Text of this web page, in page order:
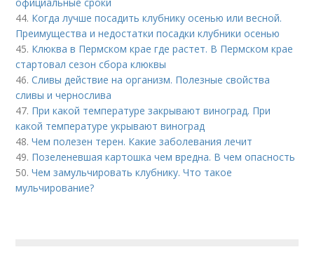
44. Когда лучше посадить клубнику осенью или весной.
Преимущества и недостатки посадки клубники осенью
45. Клюква в Пермском крае где растет. В Пермском крае
стартовал сезон сбора клюквы
46.Сливы действие на организм. Полезные свойства
сливы и чернослива
47. При какой температуре закрывают виноград. При
какой температуре укрывают виноград
48.Чем полезен терен. Какие заболевания лечит
49. Позеленевшая картошка чем вредна. В чем опасность
50.Чем замульчировать клубнику. Что такое
мульчирование?